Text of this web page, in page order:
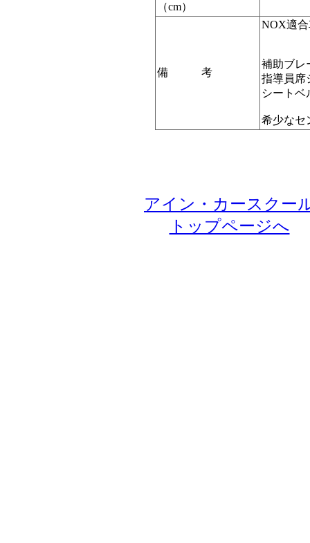
（cm）
備 考
NOX適
補助ブレ
指導員席
シートベ
希少なセ
アイン・カースクー
トップページへ